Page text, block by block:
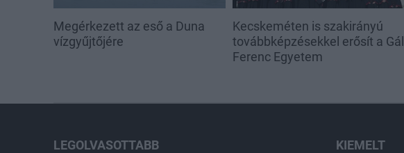
Megérkezett az eső a Duna
vízgyűjtőjére
Kecskeméten is szakirányú
továbbképzésekkel erősít a Gál
Ferenc Egyetem
LEGOLVASOTTABB KIEMELT